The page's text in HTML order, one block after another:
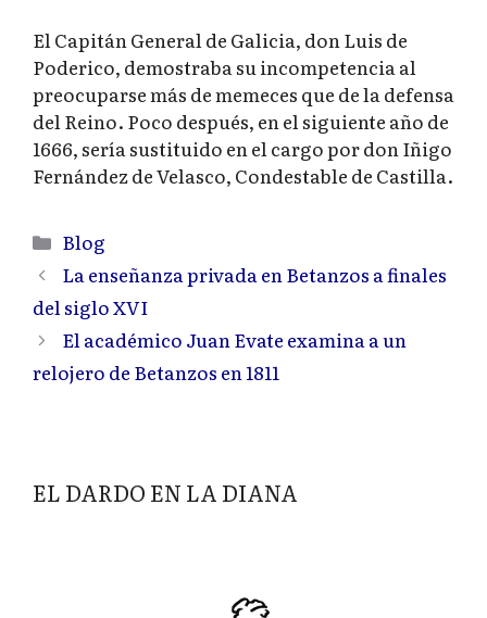
El Capitán General de Galicia, don Luis de
Poderico, demostraba su incompetencia al
preocuparse más de memeces que de la defensa
del Reino. Poco después, en el siguiente año de
1666, sería sustituido en el cargo por don Iñigo
Fernández de Velasco, Condestable de Castilla.
Categorías
Blog
La enseñanza privada en Betanzos a finales
del siglo XVI
El académico Juan Evate examina a un
relojero de Betanzos en 1811
EL DARDO EN LA DIANA